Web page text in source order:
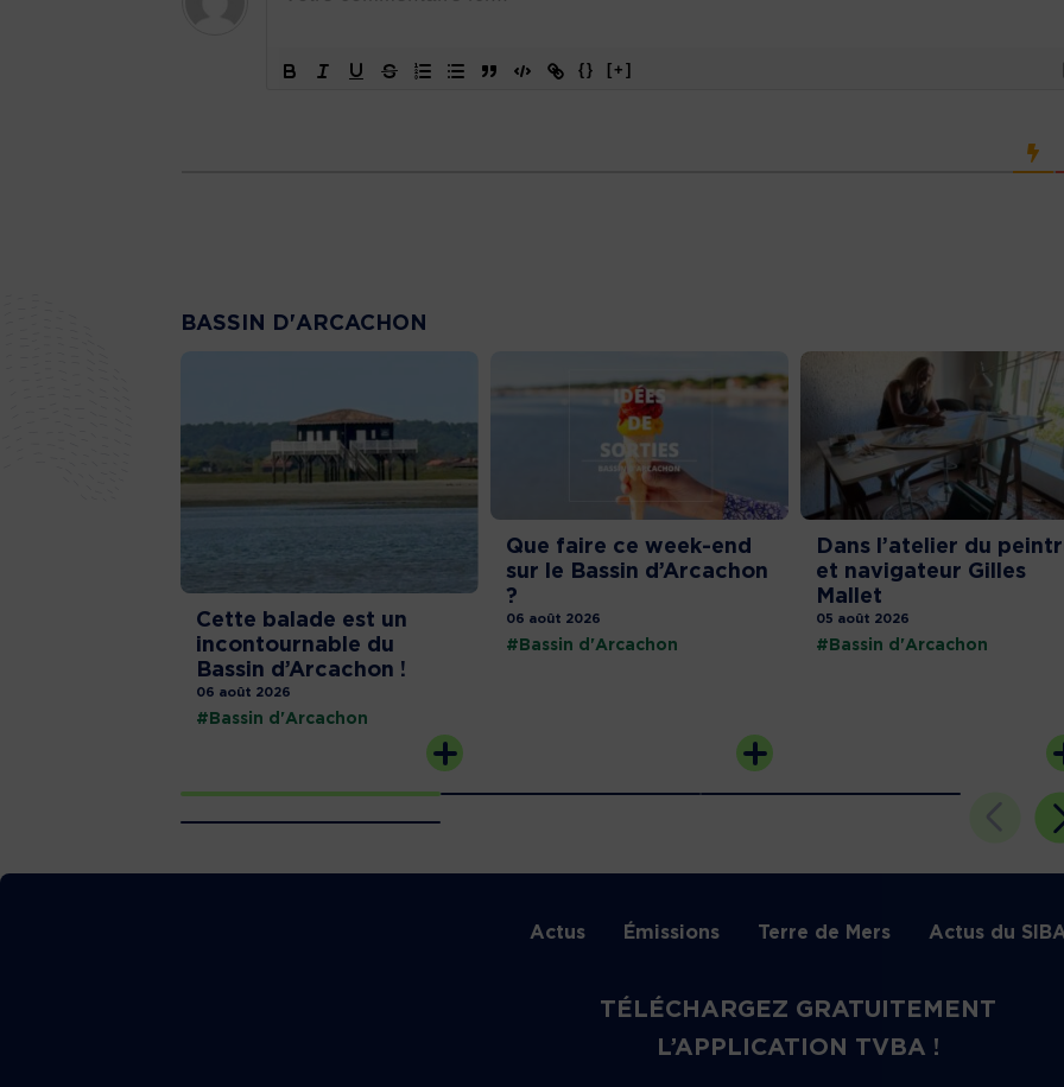
{} [+]
BASSIN D'ARCACHON
Cette balade est un
incontournable du
Bassin d’Arcachon !
06 août 2026
#Bassin d'Arcachon
Que faire ce week-end
sur le Bassin d’Arcachon
?
06 août 2026
#Bassin d'Arcachon
Dans l’atelier du
et navigateur Gilles
Mallet
05 août 2026
#Bassin d'Arcachon
Actus Émissions Terre de Mers Actus du
TÉLÉCHARGEZ GRATUITEMENT
L’APPLICATION TVBA !